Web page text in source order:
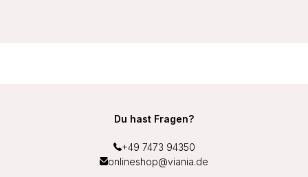
Du hast Fragen?
+49 7473 94350
onlineshop@viania.de